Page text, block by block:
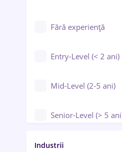
Fără experiență
Entry-Level (< 2 ani)
Mid-Level (2-5 ani)
Senior-Level (> 5
Manager / Executiv
Industrii